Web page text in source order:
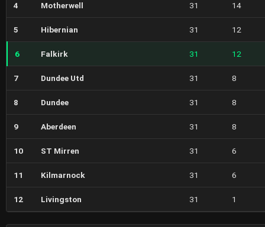
4 Motherwell 31 14
5 Hibernian 31 12
6 Falkirk 31 12
7 Dundee Utd 31 8
8 Dundee 31 8
9 Aberdeen 31 8
10 ST Mirren 31 6
11 Kilmarnock 31 6
12 Livingston 31 1